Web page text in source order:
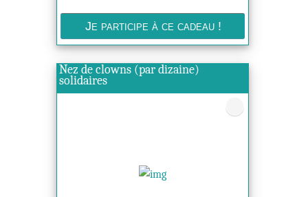
Nez de clowns (par dizaine)
solidaires